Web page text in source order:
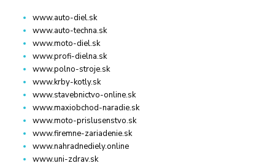
www.auto-diel.sk
www.auto-techna.sk
www.moto-diel.sk
www.profi-dielna.sk
www.polno-stroje.sk
www.krby-kotly.sk
www.stavebnictvo-online.sk
www.maxiobchod-naradie.sk
www.moto-prislusenstvo.sk
www.firemne-zariadenie.sk
www.nahradnediely.online
www.uni-zdrav.sk